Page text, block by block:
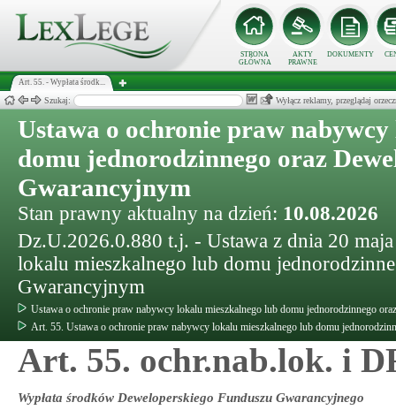
STRONA
GŁÓWNA
AKTY
PRAWNE
DOKUMENTY
Art. 55. - Wypłata środk...
Szukaj: Wyłącz reklamy, przeglądaj
Ustawa o ochronie praw
domu jednorodzinnego oraz
Gwarancyjnym
Stan prawny aktualny na dzień: 10.08.2026
Dz.U.2026.0.880 t.j. - Ustawa z dnia 20
lokalu mieszkalnego lub domu
Gwarancyjnym
Ustawa o ochronie praw nabywcy lokalu mieszkalnego lub domu jednorodzinnego
Art. 55. Ustawa o ochronie praw nabywcy lokalu mieszkalnego lub domu
Art. 55. ochr.nab.lok. i
Wypłata środków Deweloperskiego Funduszu Gwarancyjnego